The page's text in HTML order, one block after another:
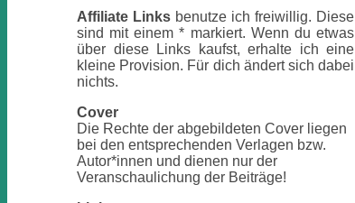
Affiliate Links benutze ich freiwillig. Diese
sind mit einem * markiert. Wenn du etwas
über diese Links kaufst, erhalte ich eine
kleine Provision. Für dich ändert sich dabei
nichts.
Cover
Die Rechte der abgebildeten Cover liegen
bei den entsprechenden Verlagen bzw.
Autor*innen und dienen nur der
Veranschaulichung der Beiträge!